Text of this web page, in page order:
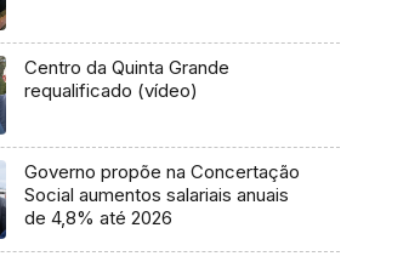
Centro da Quinta Grande
requalificado (vídeo)
Governo propõe na Concertação
Social aumentos salariais anuais
de 4,8% até 2026